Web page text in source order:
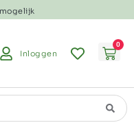
Inloggen
0